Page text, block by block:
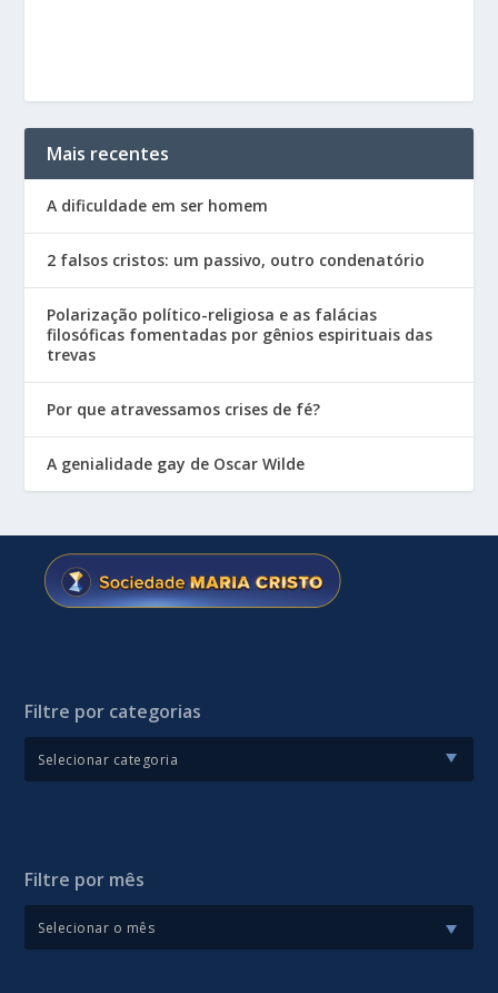
Mais recentes
A dificuldade em ser homem
2 falsos cristos: um passivo, outro condenatório
Polarização político-religiosa e as falácias
filosóficas fomentadas por gênios espirituais das
trevas
Por que atravessamos crises de fé?
A genialidade gay de Oscar Wilde
Filtre por categorias
Filtre por mês